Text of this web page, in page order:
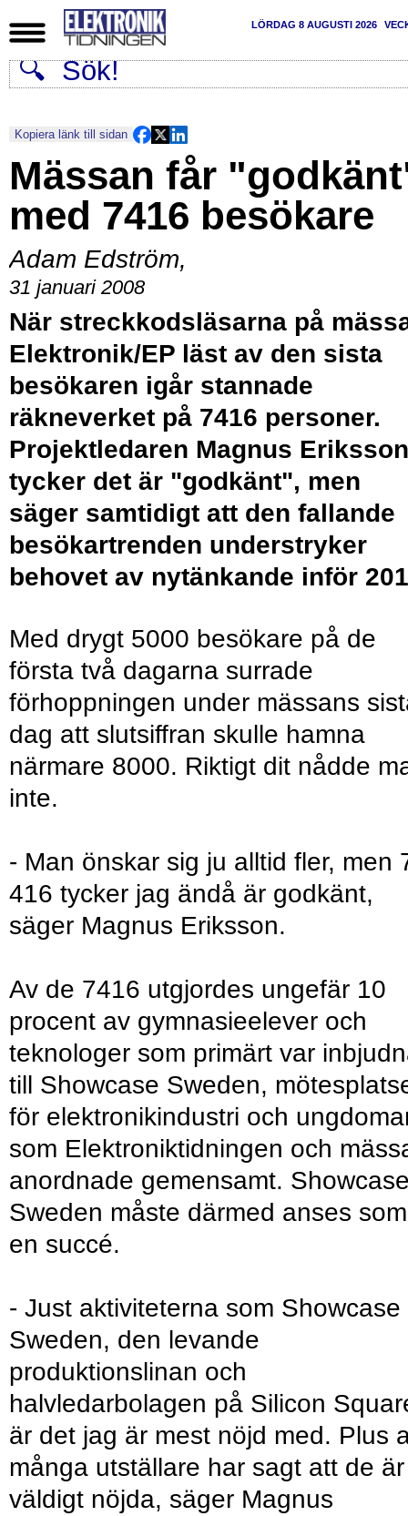
LÖRDAG 8 AUGUSTI 2026
Kopiera länk till sidan
Mässan får
med 7416 besökare
Adam Edström,
31 januari 2008
När streckkodsläsarna på
Elektronik/EP läst av den sista
besökaren igår stannade
räkneverket på 7416 personer.
Projektledaren Magnus Eriksson
tycker det är "godkänt", men
säger samtidigt att den fallande
besökartrenden understryker
behovet av nytänkande inför
Med drygt 5000 besökare på de
första två dagarna surrade
förhoppningen under mässans
dag att slutsiffran skulle hamna
närmare 8000. Riktigt dit nådde
inte.
- Man önskar sig ju alltid fler, men
416 tycker jag ändå är godkänt,
säger Magnus Eriksson.
Av de 7416 utgjordes ungefär 10
procent av gymnasieelever och
teknologer som primärt var
till Showcase Sweden,
för elektronikindustri och
som Elektroniktidningen och
anordnade gemensamt.
Sweden måste därmed anses som
en succé.
- Just aktiviteterna som Showcase
Sweden, den levande
produktionslinan och
halvledarbolagen på Silicon
är det jag är mest nöjd med. Plus
många utställare har sagt att de är
väldigt nöjda, säger Magnus